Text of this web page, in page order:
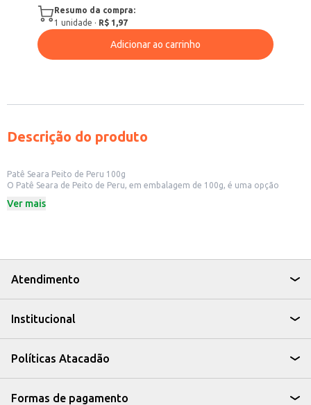
Resumo da compra:
1 unidade · R$ 1,97
Adicionar ao carrinho
Descrição do produto
Patê Seara Peito de Peru 100g
O Patê Seara de Peito de Peru, em embalagem de 100g, é uma opção
para lanches rápidos, pode ser consumido em casa ou em estabelecimentos
Ideal para lanches rápidos e práticos.
Pode ser utilizado em receitas de canapés e petiscos.
Com o Patê Seara de Peito de Peru, você tem uma opção saborosa e fácil
Ver mais
Atendimento
Institucional
Políticas Atacadão
Formas de pagamento